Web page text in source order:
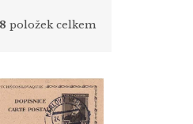
položek celkem